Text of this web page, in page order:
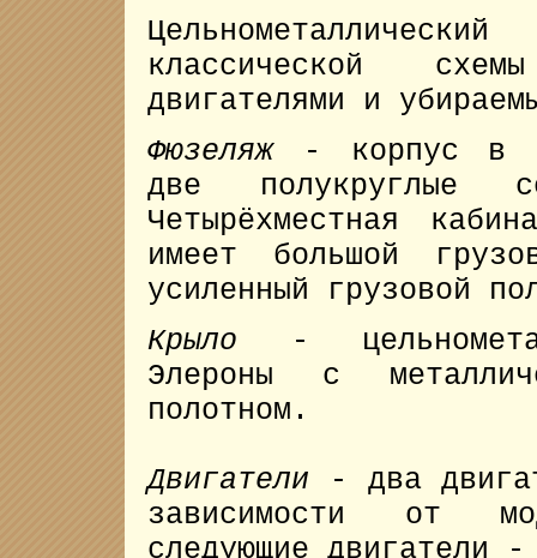
классической
двигателями и
Фюзеляж- корпус в
две полукруглые
Четырёхместная
имеет большой
усиленный грузовой
Крыло -
Элероны с
полотном.
Двигатели - два
зависимости от
следующие двигатели -